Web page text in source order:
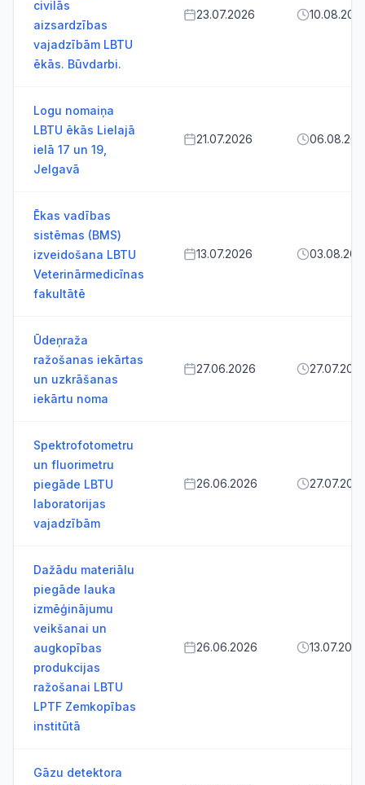
civilās
aizsardzības
vajadzībām LBTU
ēkās. Būvdarbi.
23.07.2026
Logu nomaiņa
LBTU ēkās Lielajā
ielā 17 un 19,
Jelgavā
21.07.2026
Ēkas vadības
sistēmas (BMS)
izveidošana LBTU
Veterinārmedicīnas
fakultātē
13.07.2026
Ūdeņraža
ražošanas iekārtas
un uzkrāšanas
iekārtu noma
27.06.2026
Spektrofotometru
un fluorimetru
piegāde LBTU
laboratorijas
vajadzībām
26.06.2026
Dažādu materiālu
piegāde lauka
izmēģinājumu
veikšanai un
augkopības
produkcijas
ražošanai LBTU
LPTF Zemkopības
institūtā
26.06.2026 13.07.2026
Gāzu detektora